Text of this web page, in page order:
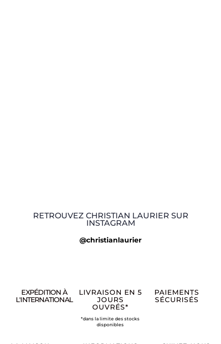
RETROUVEZ CHRISTIAN LAURIER SUR
INSTAGRAM
@christianlaurier
EXPÉDITION À
L'INTERNATIONAL
LIVRAISON EN 5
JOURS
OUVRÉS*
*dans la limite des stocks
disponibles
PAIEMENTS
SÉCURISÉS